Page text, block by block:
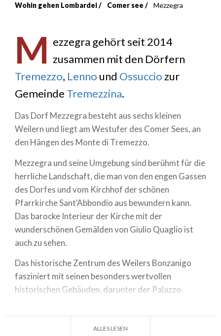
Breadcrumb
Wohin gehen Lombardei Comer see Mezzegra
M ezzegra gehört seit 2014
zusammen mit den Dörfern
Tremezzo, Lenno und Ossucciozur
Gemeinde Tremezzina.
Das Dorf Mezzegra besteht aus sechs kleinen
Weilern und liegt am Westufer des Comer Sees, an
den Hängen des Monte di Tremezzo.
Mezzegra und seine Umgebung sind berühmt für die
herrliche Landschaft, die man von den engen Gassen
des Dorfes und vom Kirchhof der schönen
Pfarrkirche Sant'Abbondio aus bewundern kann.
Das barocke Interieur der Kirche mit der
wunderschönen Gemälden von Giulio Quaglio ist
auch zu sehen.
Das historische Zentrum des Weilers Bonzanigo
fasziniert mit seinen besonders wertvollen
historischen Gebäuden, darunter der Palazzo
den Erfolg der lokalen Familien dank des Öl- und
Zitrushandels mit Nordeuropa. Vergessen Sie nicht,
ALLES LESEN